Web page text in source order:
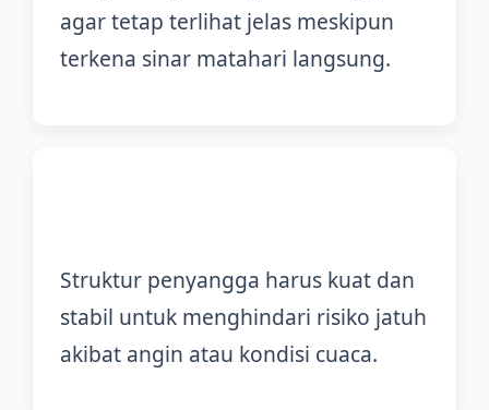
agar tetap terlihat jelas meskipun
terkena sinar matahari langsung.
Struktur penyangga harus kuat dan
stabil untuk menghindari risiko jatuh
akibat angin atau kondisi cuaca.